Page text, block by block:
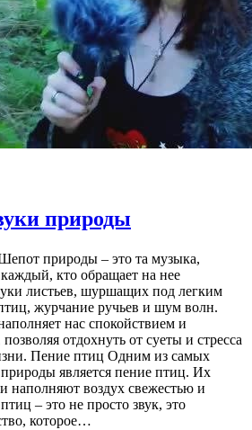
природы
природы – это та музыка,
кто обращает на нее
листьев, шуршащих под легким
журчание ручьев и шум волн.
нас спокойствием и
отдохнуть от суеты и стресса
Пение птиц Одним из самых
является пение птиц. Их
наполняют воздух свежестью и
– это не просто звук, это
которое…